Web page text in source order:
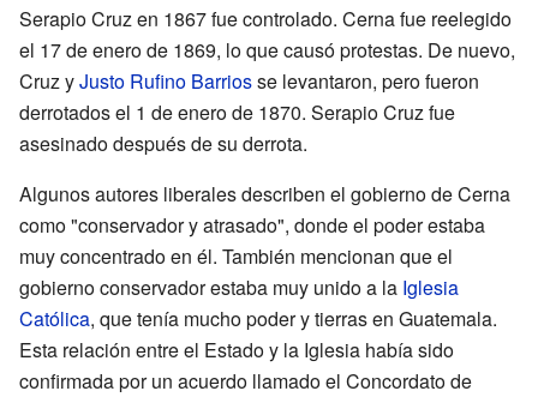
Serapio Cruz en 1867 fue controlado. Cerna fue reelegido
el 17 de enero de 1869, lo que causó protestas. De nuevo,
Cruz yJusto Rufino Barriosse levantaron, pero fueron
derrotados el 1 de enero de 1870. Serapio Cruz fue
asesinado después de su derrota.
Algunos autores liberales describen el gobierno de Cerna
como "conservador y atrasado", donde el poder estaba
muy concentrado en él. También mencionan que el
gobierno conservador estaba muy unido a la Iglesia
Católica, que tenía mucho poder y tierras en Guatemala.
Esta relación entre el Estado y la Iglesia había sido
confirmada por un acuerdo llamado el Concordato de